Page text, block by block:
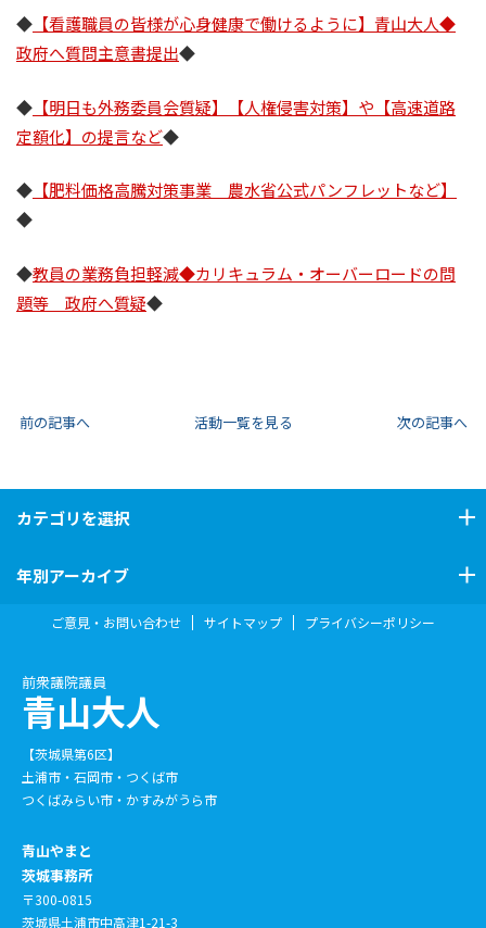
◆ 【看護職員の皆様が心身健康で働けるように】青山大人◆
政府へ質問主意書提出◆
◆ 【明日も外務委員会質疑】【人権侵害対策】や【高速道路
定額化】の提言など◆
◆ 【肥料価格高騰対策事業 農水省公式パンフレットなど】
◆
◆教員の業務負担軽減◆カリキュラム・オーバーロードの問
題等 政府へ質疑◆
前の記事へ 活動一覧を見る 次の記事へ
カテゴリを選択
年別アーカイブ
前衆議院議員
青山大人
【茨城県第6区】
土浦市・石岡市・つくば市
つくばみらい市・かすみがうら市
青山やまと
茨城事務所
〒300-0815
茨城県土浦市中高津1-21-3
ご意見・お問い合わせ サイトマップ プライバシーポリシー